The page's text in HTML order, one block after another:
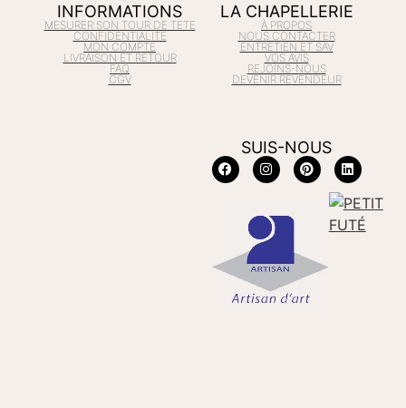
INFORMATIONS
MESURER SON TOUR DE TETE
CONFIDENTIALITÉ
MON COMPTE
LIVRAISON ET RETOUR
FAQ
CGV
LA CHAPELLERIE
À PROPOS
NOUS CONTACTER
ENTRETIEN ET SAV
VOS AVIS
REJOINS-NOUS
DEVENIR REVENDEUR
SUIS-NOUS